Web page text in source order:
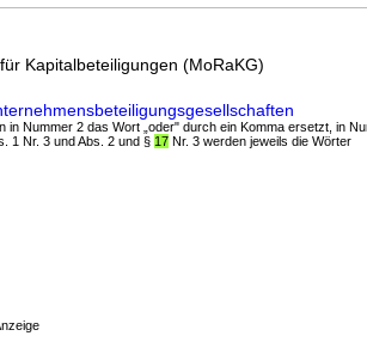
Kapitalbeteiligungen (MoRaKG)
in Nummer 2 das Wort „oder" durch ein Komma ersetzt, in
1 Nr. 3 und Abs. 2 und § 17 Nr. 3 werden jeweils die Wörter